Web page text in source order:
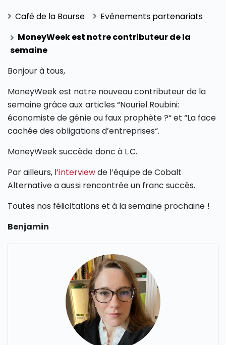
Café de la Bourse
Evénements partenariats
MoneyWeek est notre contributeur de la
semaine
Bonjour à tous,
MoneyWeek est notre nouveau contributeur de la
semaine grâce aux articles “Nouriel Roubini:
économiste de génie ou faux prophète ?“ et “La face
cachée des obligations d’entreprises“.
MoneyWeek succède donc à L.C.
Par ailleurs, l’interviewde l’équipe de Cobalt
Alternative a aussi rencontrée un franc succès.
Toutes nos félicitations et à la semaine prochaine !
Benjamin